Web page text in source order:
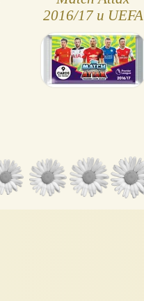
2016/17 и UEFA
Champions League
от Topps